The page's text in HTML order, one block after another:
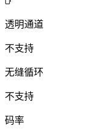
透明通道
不支持
无缝循环
不支持
码率